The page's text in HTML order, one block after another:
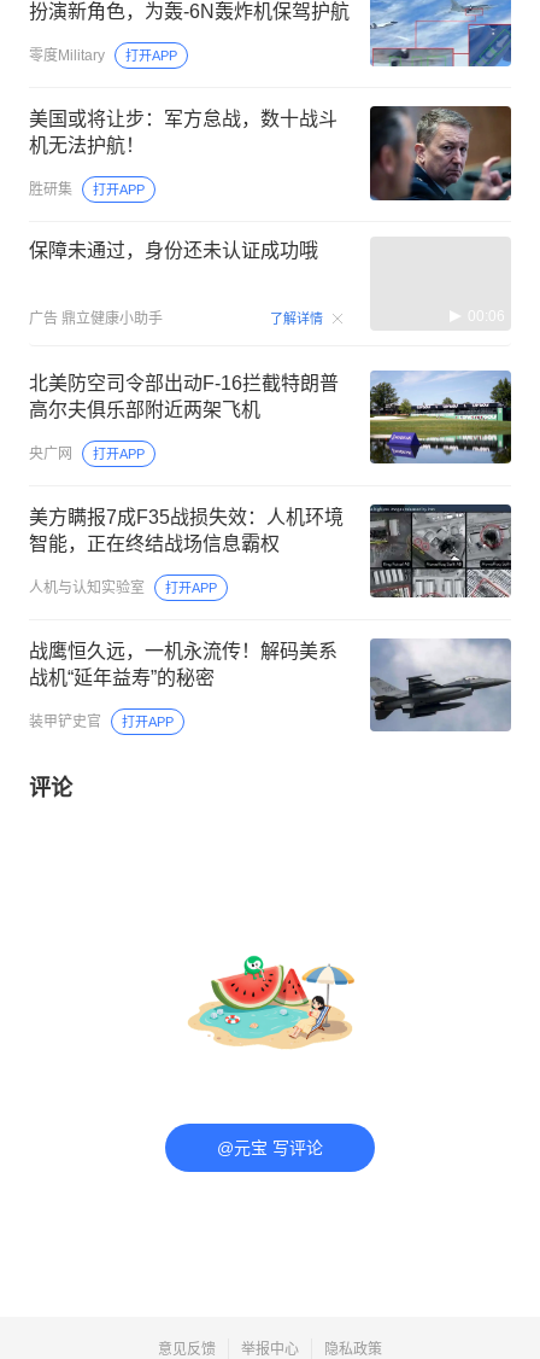
扮演新角色，为轰-6N轰炸机保驾护航
零度Military 打开APP
美国或将让步：军方怠战，数十战斗
机无法护航！
胜研集 打开APP
保障未通过，身份还未认证成功哦
广告 鼎立健康小助手 了解详情 00:06
北美防空司令部出动F-16拦截特朗普
高尔夫俱乐部附近两架飞机
央广网 打开APP
美方瞒报7成F35战损失效：人机环境
智能，正在终结战场信息霸权
人机与认知实验室 打开APP
战鹰恒久远，一机永流传！解码美系
战机“延年益寿”的秘密
装甲铲史官 打开APP
评论
@元宝 写评论
意见反馈 举报中心 隐私政策